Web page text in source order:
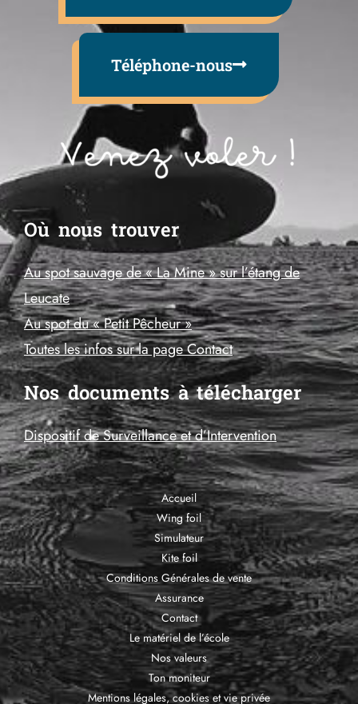
Téléphone-nous
Où nous trouver
Au spot sauvage de « La Mine » sur l’étang de
Leucate
Au spot du « Petit Pêcheur »
Toutes les infos sur la page Contact
Nos documents à télécharger
Dispositif de Surveillance et d’Intervention
Accueil
Wing foil
Simulateur
Kite foil
Conditions Générales de vente
Assurance
Contact
Le matériel de l’école
Nos valeurs
Ton moniteur
Mentions légales, cookies et vie privée